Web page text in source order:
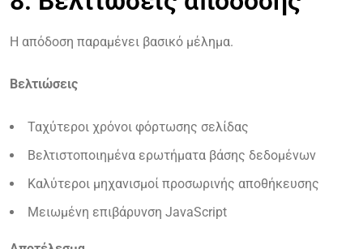
Η απόδοση παραμένει βασικό μέλημα.
Βελτιώσεις
Ταχύτεροι χρόνοι φόρτωσης σελίδας
Βελτιστοποιημένα ερωτήματα βάσης δεδομένων
Καλύτεροι μηχανισμοί προσωρινής αποθήκευσης
Μειωμένη επιβάρυνση JavaScript